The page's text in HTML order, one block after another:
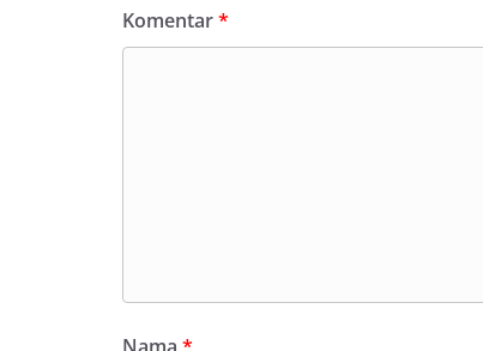
Komentar*